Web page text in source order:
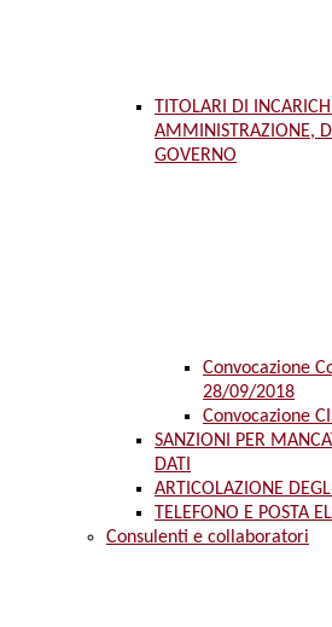
TITOLARI DI
AMMINISTRAZIONE,
GOVERNO
Convocazione
28/09/2018
Convocazione
SANZIONI PER
DATI
ARTICOLAZIONE
TELEFONO E POSTA
Consulenti e collaboratori